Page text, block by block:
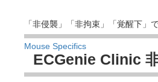
「非侵襲」「非拘束」「覚醒下
Mouse Specifics
ECGenie Clinic